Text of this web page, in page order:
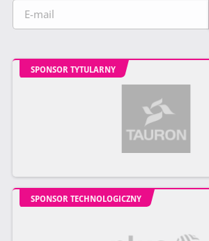
SPONSOR TYTULARNY
SPONSOR TECHNOLOGICZNY